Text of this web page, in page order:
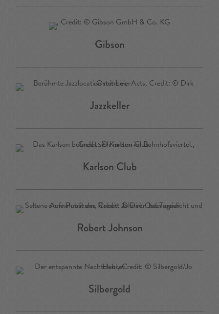
Gibson
Jazzkeller
Karlson Club
Robert Johnson
Silbergold